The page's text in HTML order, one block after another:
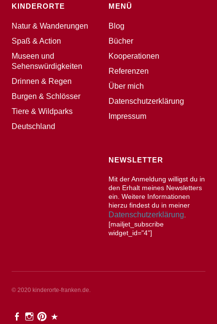
KINDERORTE
Natur & Wanderungen
Spaß & Action
Museen und
Sehenswürdigkeiten
Drinnen & Regen
Burgen & Schlösser
Tiere & Wildparks
Deutschland
MENÜ
Blog
Bücher
Kooperationen
Referenzen
Über mich
Datenschutzerklärung
Impressum
NEWSLETTER
Mit der Anmeldung willigst du in
den Erhalt meines Newsletters
ein. Weitere Informationen
hierzu findest du in meiner
Datenschutzerklärung
[mailjet_subscribe
widget_id="4"]
© 2020 kinderorte-franken.de